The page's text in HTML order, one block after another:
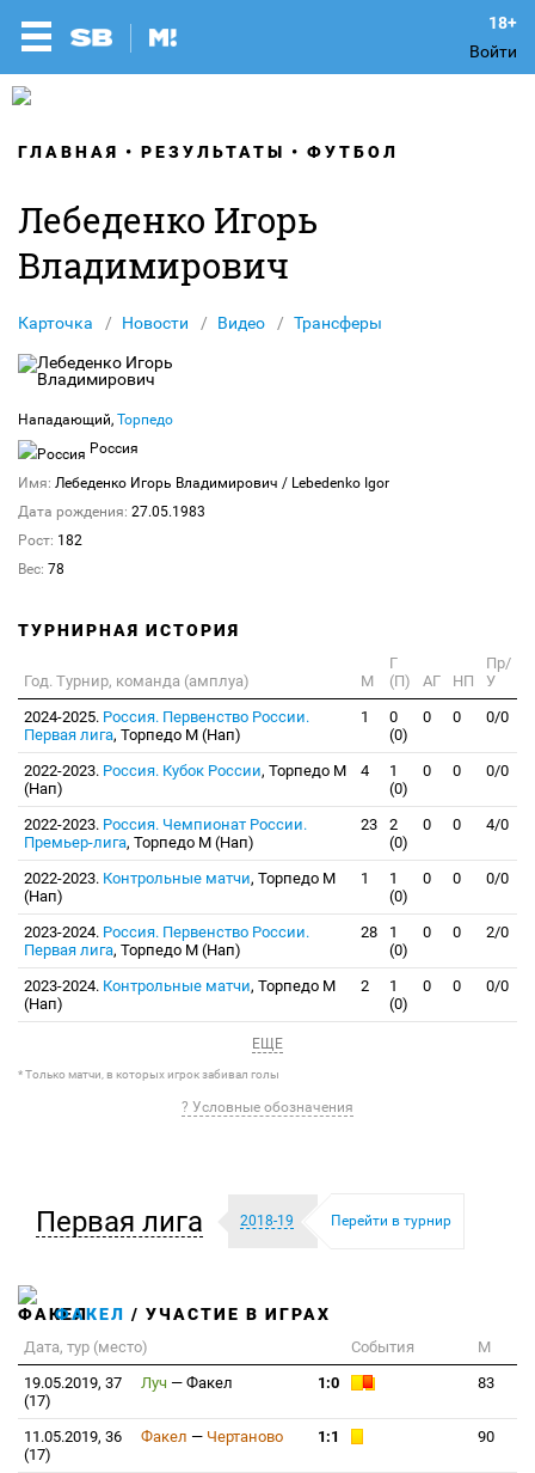
Войти
ГЛАВНАЯ РЕЗУЛЬТАТЫ ФУТБОЛ
Лебеденко Игорь
Владимирович
Карточка Новости Видео Трансферы
Нападающий, Торпедо
Россия
Имя: Лебеденко Игорь Владимирович / Lebedenko Igor
Дата рождения: 27.05.1983
Рост: 182
Вес: 78
ТУРНИРНАЯ ИСТОРИЯ
Год. Турнир, команда (амплуа) М
Г
(П)
АГ НП
Пр/
У
2024-2025. Россия. Первенство России.
Первая лига, Торпедо М (Нап)
1
0
(0)
0 0 0/0
2022-2023. Россия. Кубок России, Торпедо М
(Нап)
4
1
(0)
0 0 0/0
2022-2023. Россия. Чемпионат России.
Премьер-лига, Торпедо М (Нап)
23
2
(0)
0 0 4/0
2022-2023. Контрольные матчи, Торпедо М
(Нап)
1
1
(0)
0 0 0/0
2023-2024. Россия. Первенство России.
Первая лига, Торпедо М (Нап)
28
1
(0)
0 0 2/0
2023-2024. Контрольные матчи, Торпедо М
(Нап)
2
1
(0)
0 0 0/0
ЕЩЕ
* Только матчи, в которых игрок забивал голы
? Условные обозначения
Первая лига 2018-19 Перейти в турнир
ФАКЕЛ / УЧАСТИЕ В ИГРАХ
Дата, тур (место) События
М
19.05.2019, 37
(17)
Луч — Факел 1:0 83
11.05.2019, 36
(17)
Факел — Чертаново 1:1 90